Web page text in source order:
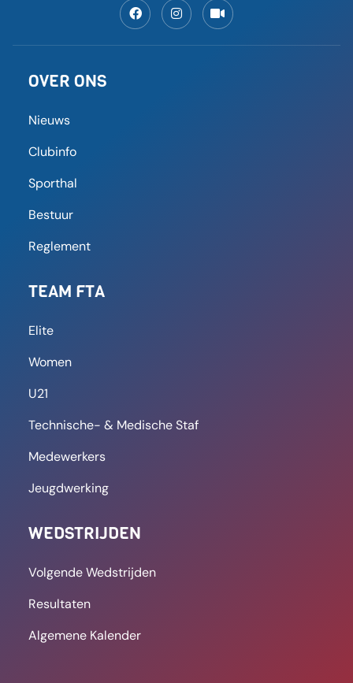
heel België zijn. Het is zo gemakkelijk om ermee te
8 september 2025
FT Antwerpen laat zich niet
verrassen door FS Aarschot,
Khalid Moussaoui is beslissend
met drie goals en één assist: “Ik
ben nog niet versleten”
Uiteindelijk trok de thuisploeg aan het langste
Khaled Moussaoui kroonde
LEES MEER